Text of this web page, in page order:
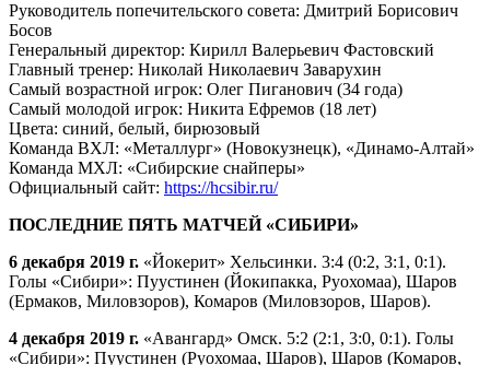
Руководитель попечительского совета: Дмитрий Борисович
Босов
Генеральный директор: Кирилл Валерьевич Фастовский
Главный тренер: Николай Николаевич Заварухин
Самый возрастной игрок: Олег Пиганович (34 года)
Самый молодой игрок: Никита Ефремов (18 лет)
Цвета: синий, белый, бирюзовый
Команда ВХЛ: «Металлург» (Новокузнецк), «Динамо-Алтай»
Команда МХЛ: «Сибирские снайперы»
Официальный сайт: https://hcsibir.ru/
ПОСЛЕДНИЕ ПЯТЬ МАТЧЕЙ «СИБИРИ»
6 декабря 2019 г. «Йокерит» Хельсинки. 3:4 (0:2, 3:1, 0:1).
Голы «Сибири»: Пуустинен (Йокипакка, Руохомаа), Шаров
(Ермаков, Миловзоров), Комаров (Миловзоров, Шаров).
4 декабря 2019 г. «Авангард» Омск. 5:2 (2:1, 3:0, 0:1). Голы
«Сибири»: Пуустинен (Руохомаа, Шаров), Шаров (Комаров,